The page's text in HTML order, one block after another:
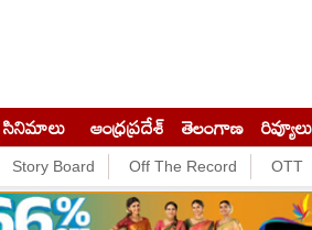
సినిమాలు ఆంధ్రప్రదేశ్ తెలంగాణ రివ్యూలు
Story Board Off The Record OTT